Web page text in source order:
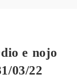
e nojo
03/22